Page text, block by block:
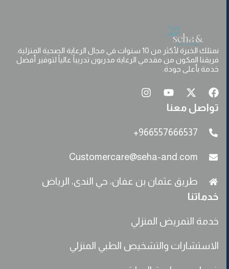
نمتلك الخبرة لأكثر من 10 سنوات في مجال الرعاية الصحية المنزلية.
فريقنا المكون من مقدمي الرعاية مدربون تدريباً عالياً لتوفير أفضل
خدمة بأعلى جودة.
تواصل معنا
966557666537+
Customercare@seha-and.com
طريق عثمان بن عفان، حي الندى، الرياض
خدماتنا
خدمة التمريض المنزلي
الاستشارات والتشخيص الطبي المنزلي